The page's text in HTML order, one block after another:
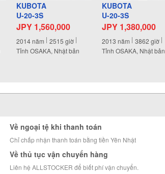
KUBOTA
U-20-3S
JPY 1,560,000
2014năm 2515 giờ
Tỉnh OSAKA, Nhật bản
KUBOTA
U-20-3S
JPY 1,380,000
2013 năm 3862 giờ
Tỉnh OSAKA, Nhật bản
Về ngoại tệ khi thanh toán
Chỉ chấp nhận thanh toán bằng tiền Yên Nhật
Về thủ tục vận chuyển hàng
Liên hệ ALLSTOCKER để biết phí vận chuyển.